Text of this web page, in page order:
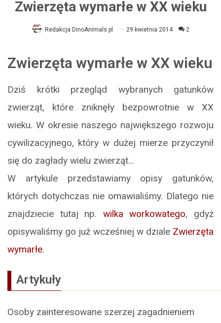
Zwierzęta wymarłe w XX wieku
Redakcja DinoAnimals.pl 29 kwietnia 2014 2
Zwierzęta wymarłe w XX wieku
Dziś krótki przegląd wybranych gatunków
zwierząt, które zniknęły bezpowrotnie w XX
wieku. W okresie naszego największego rozwoju
cywilizacyjnego, który w dużej mierze przyczynił
się do zagłady wielu zwierząt…
W artykule przedstawiamy opisy gatunków,
których dotychczas nie omawialiśmy. Dlatego nie
znajdziecie tutaj np. wilka workowatego, gdyż
opisywaliśmy go już wcześniej w dziale Zwierzęta
wymarłe.
Artykuły
Osoby zainteresowane szerzej zagadnieniem